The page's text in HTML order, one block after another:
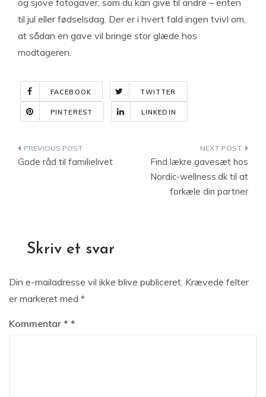
og sjove fotogaver, som du kan give til andre – enten
til jul eller fødselsdag. Der er i hvert fald ingen tvivl om,
at sådan en gave vil bringe stor glæde hos
modtageren.
FACEBOOK TWITTER
PINTEREST LINKEDIN
Indlægsnavigation
Gode råd til familielivet
Find lækre gavesæt hos
Nordic-wellness.dk til at
forkæle din partner
Skriv et svar
Din e-mailadresse vil ikke blive publiceret. Krævede felter
er markeret med *
Kommentar *